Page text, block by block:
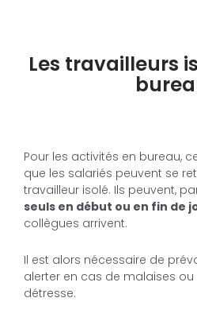
Les travailleurs
Pour les activités en bureau,
que les salariés peuvent se
travailleur isolé. Ils peuvent,
seuls en début ou en fin de
collègues arrivent.
Il est alors nécessaire de
alerter en cas de malaises
détresse.